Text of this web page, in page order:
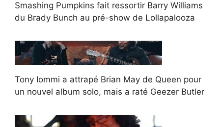
Smashing Pumpkins fait ressortir Barry Williams
du Brady Bunch au pré-show de Lollapalooza
Tony Iommi a attrapé Brian May de Queen pour
un nouvel album solo, mais a raté Geezer Butler